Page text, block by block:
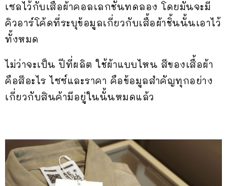
เซลไว้กับเสื้อผ้าคอลเลกชันทดลอง โดยมันจะมี
คิวอาร์โค้ดที่ระบุข้อมูลเกี่ยวกับเสื้อผ้าชิ้นนั้นเอาไว้
ทั้งหมด
ไม่ว่าจะเป็น ปีที่ผลิต ใช้ผ้าแบบไหน สีของเสื้อผ้า
คือสีอะไร ไซซ์และราคา คือข้อมูลสำคัญทุกอย่าง
เกี่ยวกับสินค้ามีอยู่ในนั้นหมดแล้ว